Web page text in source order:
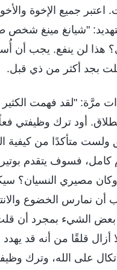
اعتبر جميع الإخوة
"شيانغ مينغ شخص
هذا لن ينفع. يجب أن
بجد أكثر من ذي قبل.
مرَّة: "لقد فهمت الكثير
أود ترك وظيفتي
ولست متأكدًا من كيفية
كامل، فسوف يتقدم
مصيري النسيان؟
أن نمارس الخضوع
الشيء بمجرد أن
أزال قلقًا من أنه قد
على الله، وترك